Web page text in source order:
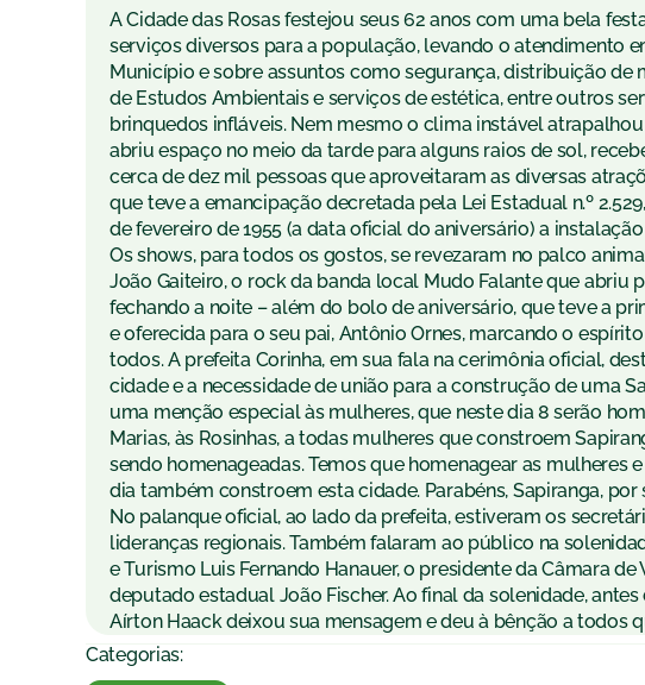
A Cidade das Rosas festejou seus 62 anos com uma bela
serviços diversos para a população, levando o atendimento
Município e sobre assuntos como segurança, distribuição
de Estudos Ambientais e serviços de estética, entre outros
brinquedos infláveis. Nem mesmo o clima instável
abriu espaço no meio da tarde para alguns raios de sol,
cerca de dez mil pessoas que aproveitaram as diversas
que teve a emancipação decretada pela Lei Estadual n.º
de fevereiro de 1955 (a data oficial do aniversário) a
Os shows, para todos os gostos, se revezaram no palco
João Gaiteiro, o rock da banda local Mudo Falante que abriu
fechando a noite – além do bolo de aniversário, que teve a
e oferecida para o seu pai, Antônio Ornes, marcando o
todos. A prefeita Corinha, em sua fala na cerimônia oficial,
cidade e a necessidade de união para a construção de uma
uma menção especial às mulheres, que neste dia 8 serão
Marias, às Rosinhas, a todas mulheres que constroem
sendo homenageadas. Temos que homenagear as mulheres
dia também constroem esta cidade. Parabéns, Sapiranga, por
No palanque oficial, ao lado da prefeita, estiveram os
lideranças regionais. Também falaram ao público na
e Turismo Luis Fernando Hanauer, o presidente da Câmara
deputado estadual João Fischer. Ao final da solenidade,
Aírton Haack deixou sua mensagem e deu à bênção a todos
Categorias: